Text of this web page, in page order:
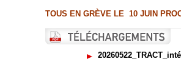
TOUS EN GRÈVE LE 10 JUIN